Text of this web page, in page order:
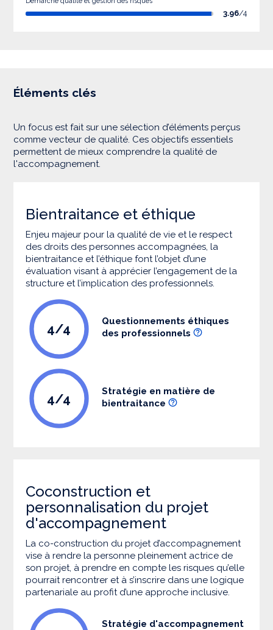
3.96/4
Éléments clés
Un focus est fait sur une sélection d’éléments perçus
comme vecteur de qualité. Ces objectifs essentiels
permettent de mieux comprendre la qualité de
l'accompagnement.
Bientraitance et éthique
Enjeu majeur pour la qualité de vie et le respect
des droits des personnes accompagnées, la
bientraitance et l’éthique font l’objet d’une
évaluation visant à apprécier l’engagement de la
structure et l’implication des professionnels.
4/4
Questionnements éthiques
des professionnels
4/4
Stratégie en matière de
bientraitance
Coconstruction et
personnalisation du projet
d'accompagnement
La co-construction du projet d’accompagnement
vise à rendre la personne pleinement actrice de
son projet, à prendre en compte les risques qu’elle
pourrait rencontrer et à s’inscrire dans une logique
partenariale au profit d’une approche inclusive.
Stratégie d'accompagnement